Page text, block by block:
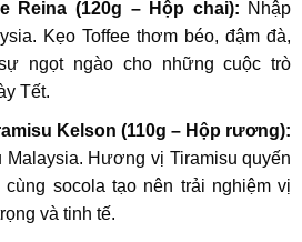
Reina (120g – Hộp chai): Nhập
Kẹo Toffee thơm béo, đậm đà,
ngọt ngào cho những cuộc trò
Tết.
Kelson (110g – Hộp rương):
Malaysia. Hương vị Tiramisu quyến
socola tạo nên trải nghiệm vị
và tinh tế.